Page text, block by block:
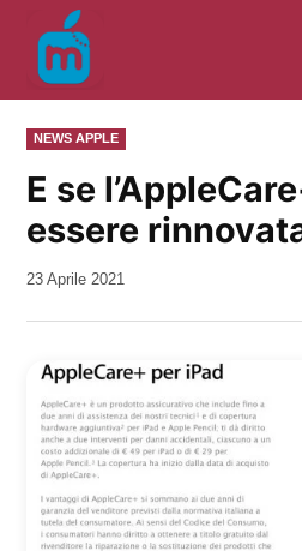
contenuto
PUBBLICATO
IN
NEWS APPLE
E se
essere
da
23 Aprile 2021